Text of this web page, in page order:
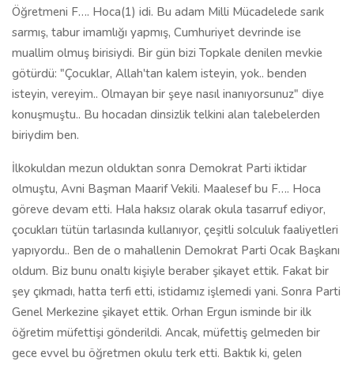
Öğretmeni F…. Hoca(1) idi. Bu adam Milli Mücadelede sarık
sarmış, tabur imamlığı yapmış, Cumhuriyet devrinde ise
muallim olmuş birisiydi. Bir gün bizi Topkale denilen mevkie
götürdü: "Çocuklar, Allah'tan kalem isteyin, yok.. benden
isteyin, vereyim.. Olmayan bir şeye nasıl inanıyorsunuz" diye
konuşmuştu.. Bu hocadan dinsizlik telkini alan talebelerden
biriydim ben.
İlkokuldan mezun olduktan sonra Demokrat Parti iktidar
olmuştu, Avni Başman Maarif Vekili. Maalesef bu F…. Hoca
göreve devam etti. Hala haksız olarak okula tasarruf ediyor,
çocukları tütün tarlasında kullanıyor, çeşitli solculuk faaliyetleri
yapıyordu.. Ben de o mahallenin Demokrat Parti Ocak Başkanı
oldum. Biz bunu onaltı kişiyle beraber şikayet ettik. Fakat bir
şey çıkmadı, hatta terfi etti, istidamız işlemedi yani. Sonra Parti
Genel Merkezine şikayet ettik. Orhan Ergun isminde bir ilk
öğretim müfettişi gönderildi. Ancak, müfettiş gelmeden bir
gece evvel bu öğretmen okulu terk etti. Baktık ki, gelen